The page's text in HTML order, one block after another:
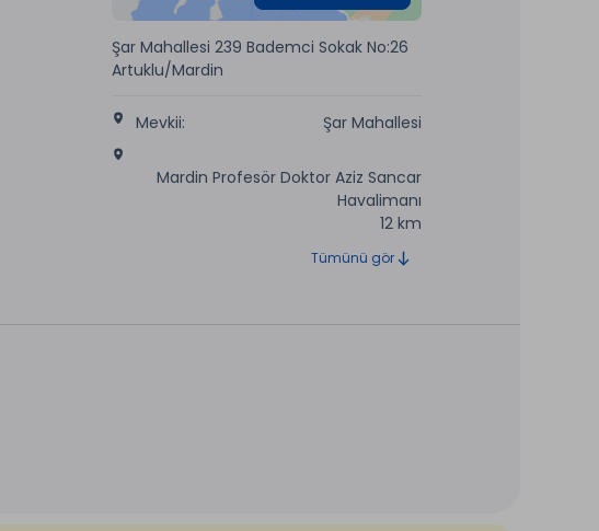
Şar Mahallesi 239 Bademci Sokak No:26
Artuklu/Mardin
Mevkii: Şar Mahallesi
Mardin Profesör Doktor Aziz Sancar
Havalimanı
12 km
Tümünü gör